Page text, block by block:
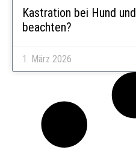
Kastration bei Hund
beachten?
1. März 2026